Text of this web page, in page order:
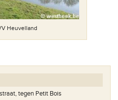
Heuvelland
tegen Petit Bois